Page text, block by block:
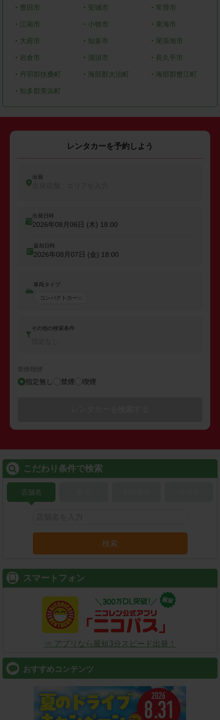
・ 豊田市 ・ 安城市 ・ 常滑市
・ 江南市 ・ 小牧市 ・ 東海市
・ 大府市 ・ 知多市 ・ 尾張旭市
・ 岩倉市 ・ 清須市 ・ 長久手市
・ 丹羽郡扶桑町 ・ 海部郡大治町 ・ 海部郡蟹江町
・ 知多郡美浜町
レンタカーを予約しよう
出発
出発日時
2026年08月06日 (木) 18:00
返却日時
2026年08月07日 (金) 18:00
車両タイプ
コンパクトカー
その他の検索条件
禁煙/喫煙
指定無し 禁煙 喫煙
こだわり条件で検索
店舗名
検索
スマートフォン
⇒ アプリなら最短3分スピード出発！
おすすめコンテンツ